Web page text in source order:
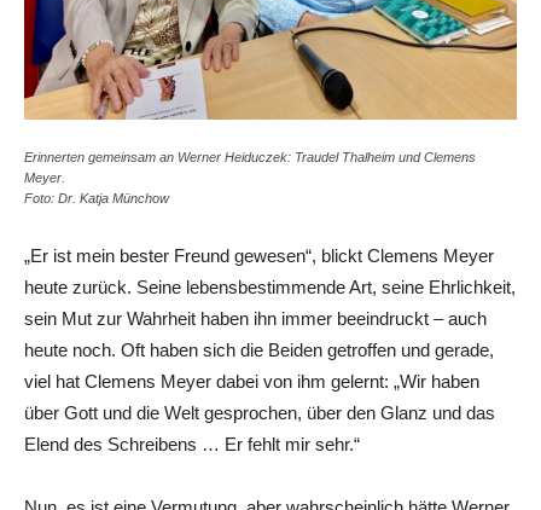
Erinnerten gemeinsam an Werner Heiduczek: Traudel Thalheim und Clemens
Meyer.
Foto: Dr. Katja Münchow
„Er ist mein bester Freund gewesen“, blickt Clemens Meyer
heute zurück. Seine lebensbestimmende Art, seine Ehrlichkeit,
sein Mut zur Wahrheit haben ihn immer beeindruckt – auch
heute noch. Oft haben sich die Beiden getroffen und gerade,
viel hat Clemens Meyer dabei von ihm gelernt: „Wir haben
über Gott und die Welt gesprochen, über den Glanz und das
Elend des Schreibens … Er fehlt mir sehr.“